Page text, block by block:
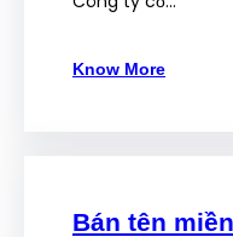
Know More
Bán tên